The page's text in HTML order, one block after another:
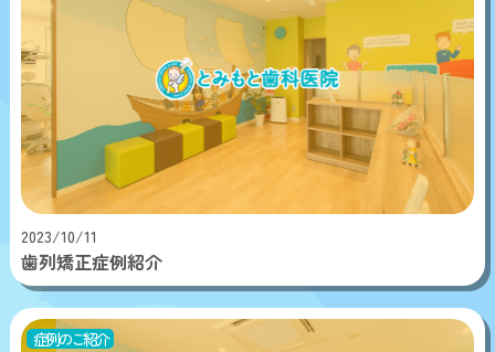
2023/10/11
歯列矯正症例紹介
症例のご紹介